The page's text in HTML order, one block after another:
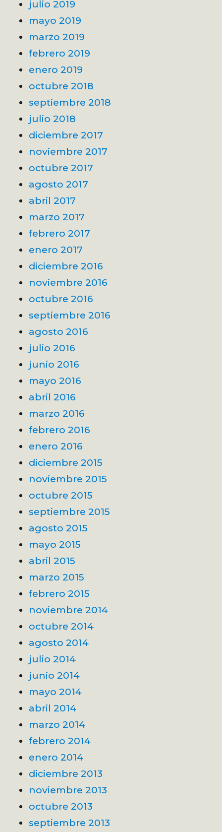
julio 2019
mayo 2019
marzo 2019
febrero 2019
enero 2019
octubre 2018
septiembre 2018
julio 2018
diciembre 2017
noviembre 2017
octubre 2017
agosto 2017
abril 2017
marzo 2017
febrero 2017
enero 2017
diciembre 2016
noviembre 2016
octubre 2016
septiembre 2016
agosto 2016
julio 2016
junio 2016
mayo 2016
abril 2016
marzo 2016
febrero 2016
enero 2016
diciembre 2015
noviembre 2015
octubre 2015
septiembre 2015
agosto 2015
mayo 2015
abril 2015
marzo 2015
febrero 2015
noviembre 2014
octubre 2014
agosto 2014
julio 2014
junio 2014
mayo 2014
abril 2014
marzo 2014
febrero 2014
enero 2014
diciembre 2013
noviembre 2013
octubre 2013
septiembre 2013